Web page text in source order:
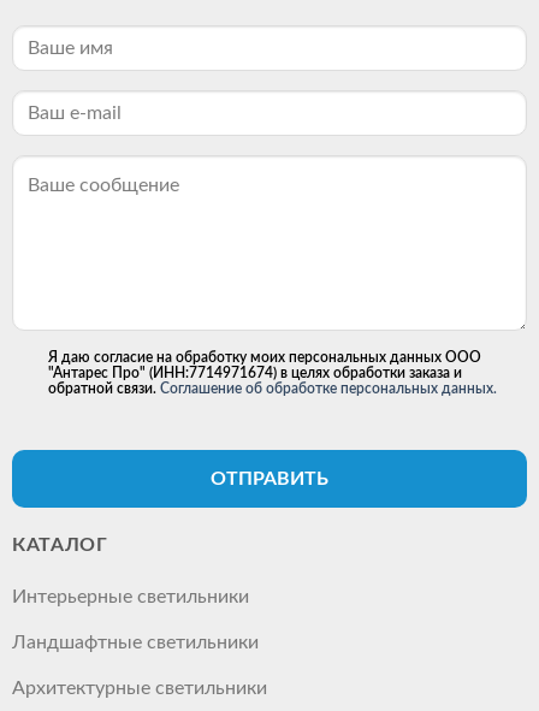
Я даю согласие на обработку моих персональных данных ООО
"Антарес Про" (ИНН:7714971674) в целях обработки заказа и
обратной связи. Соглашение об обработке персональных данных.
ОТПРАВИТЬ
КАТАЛОГ
Интерьерные светильники
Ландшафтные светильники
Архитектурные светильники